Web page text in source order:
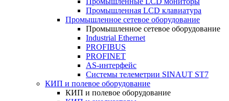
Промышленная LCD клавиатура
Промышленное сетевое оборудование
Промышленное сетевое оборудование
Industrial Ethernet
PROFIBUS
PROFINET
AS-интерфейс
Системы телеметрии SINAUT ST7
КИП и полевое оборудование
КИП и полевое оборудование